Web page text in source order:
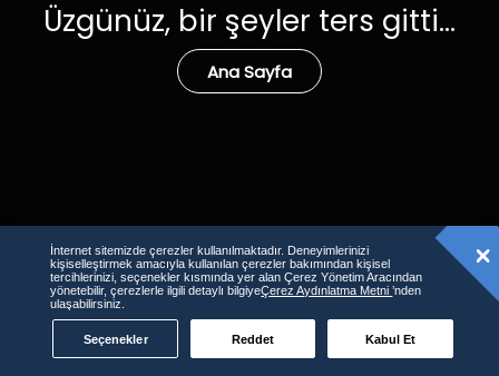
Üzgünüz, bir şeyler ters gitti...
Ana Sayfa
İnternet sitemizde çerezler kullanılmaktadır. Deneyimlerinizi
kişiselleştirmek amacıyla kullanılan çerezler bakımından kişisel
tercihlerinizi, seçenekler kısmında yer alan Çerez Yönetim Aracından
yönetebilir, çerezlerle ilgili detaylı bilgiyeÇerez Aydınlatma Metni’nden
ulaşabilirsiniz.
Seçenekler Reddet Kabul Et